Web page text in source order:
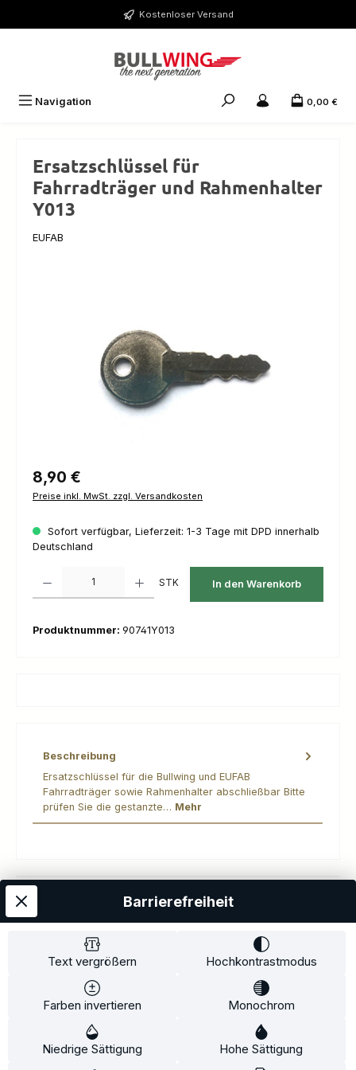
Zum Hauptinhalt springen Kostenloser Versand
Navigation 0,00 €
Ersatzschlüssel für
Fahrradträger und Rahmenhalter
Y013
EUFAB
Regulärer Preis:
8,90 €
Preise inkl. MwSt. zzgl. Versandkosten
Sofort verfügbar, Lieferzeit: 1-3 Tage mit DPD innerhalb
Deutschland
STK In den Warenkorb
Produktnummer: 90741Y013
Beschreibung
Ersatzschlüssel für die Bullwing und EUFAB
Fahrradträger sowie Rahmenhalter abschließbar Bitte
prüfen Sie die gestanzte… Mehr
Kostenloser Versand
Datenschutz
Widerrufsrecht
Widerrufsformular
Zahlung und Versand
Copyright© 2020-2025 Faventis GmbH. All Rights Reserved
Text vergrößern Hochkontrastmodus
Farben invertieren Monochrom
Niedrige Sättigung Hohe Sättigung
Barrierefreiheit